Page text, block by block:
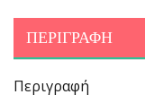
ΠΕΡΙΓΡΑΦΉ
Περιγραφή